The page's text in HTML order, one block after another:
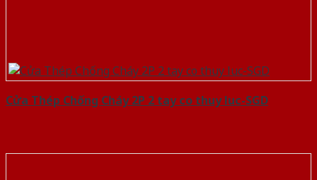
Cửa Thép Chống Cháy 2P 2 tay co thuy luc-SGD